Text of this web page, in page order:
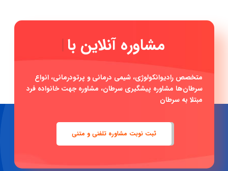
مشاو|
متخصص رادیوانکولوژی، شیمی درمانی و پرتودرمانی، انواع
سرطان‌ها مشاوره پیشگیری سرطان، مشاوره جهت خانواده فرد
مبتلا به سرطان
ثبت نوبت مشاوره تلفنی و متنی